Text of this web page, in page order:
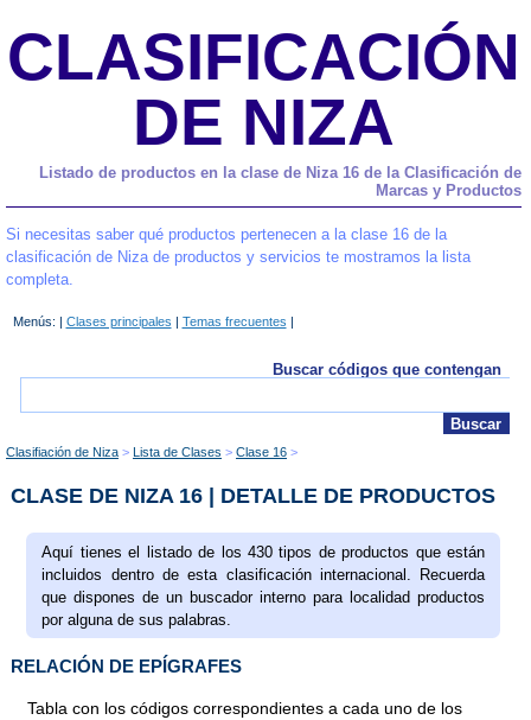
CLASIFICACIÓN
DE NIZA
Listado de productos en la clase de Niza 16 de la Clasificación de
Marcas y Productos
Si necesitas saber qué productos pertenecen a la clase 16 de la
clasificación de Niza de productos y servicios te mostramos la lista
completa.
Menús: | Clases principales | Temas frecuentes |
Buscar códigos que contengan
Clasifiación de Niza Lista de Clases Clase 16
CLASE DE NIZA 16 | DETALLE DE PRODUCTOS
Aquí tienes el listado de los 430 tipos de productos que están
incluidos dentro de esta clasificación internacional. Recuerda
que dispones de un buscador interno para localidad productos
por alguna de sus palabras.
RELACIÓN DE EPÍGRAFES
Tabla con los códigos correspondientes a cada uno de los